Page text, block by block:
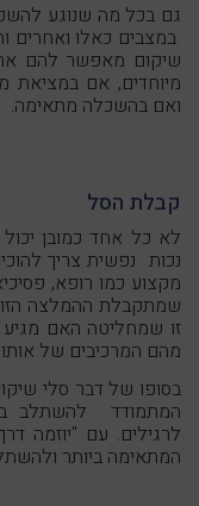
גם בכל מה שנוגע
במצבים כאלו ואחרים
שיקום מאפשר להם
מיוחדים, אם במציאת
ואם בהשכלה מתאימה.
קבלת הסל
לא כל אחד כמובן
נכות נפשית צריך
מקצוע כמו רופא,
שמתקבלת ההמלצה הזו
זו שמחליטה האם
מהם המרכיבים של
בסופו של דבר סלי
המתמודד להשתלב
לרגילים. עם "יוזמה
המתאימה ביותר